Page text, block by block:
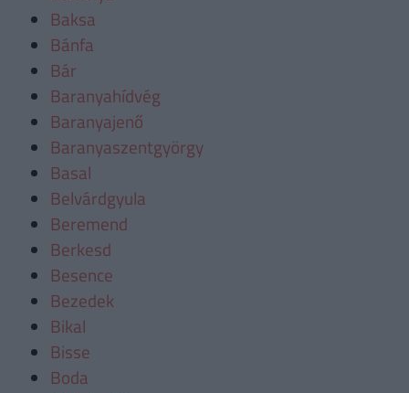
Baksa
Bánfa
Bár
Baranyahídvég
Baranyajenő
Baranyaszentgyörgy
Basal
Belvárdgyula
Beremend
Berkesd
Besence
Bezedek
Bikal
Bisse
Boda